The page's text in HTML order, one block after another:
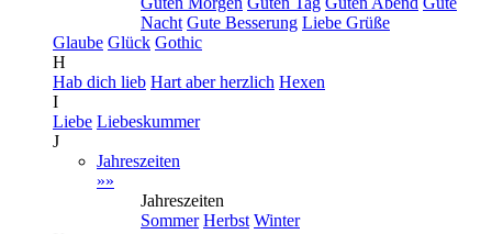
Nacht Gute Besserung Liebe Grüße
Glaube Glück Gothic
H
Hab dich lieb Hart aber herzlich Hexen
I
Liebe Liebeskummer
J
Jahreszeiten
»»
Jahreszeiten
Sommer Herbst Winter